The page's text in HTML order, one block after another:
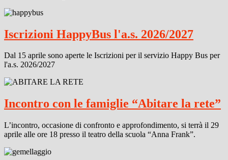
Iscrizioni HappyBus l'a.s. 2026/2027
Dal 15 aprile sono aperte le Iscrizioni per il servizio Happy Bus per
l'a.s. 2026/2027
Incontro con le famiglie “Abitare la rete”
L’incontro, occasione di confronto e approfondimento, si terrà il 29
aprile alle ore 18 presso il teatro della scuola “Anna Frank”.